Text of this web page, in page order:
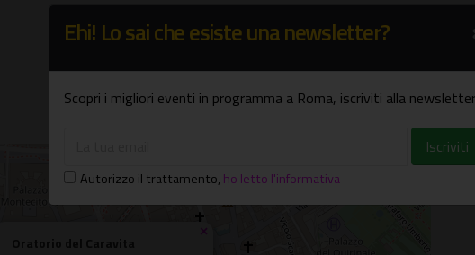
×
Ehi! Lo sai che esiste una newsletter?
Scopri i migliori eventi in programma a Roma, iscriviti alla
Autorizzo il trattamento, ho letto l'informativa